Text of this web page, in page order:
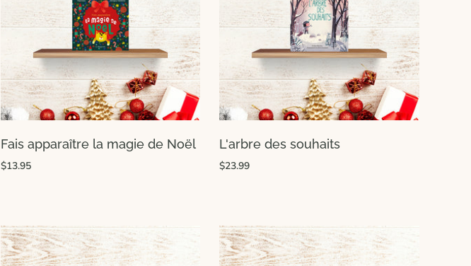
Fais apparaître la magie de Noël
$13.95
L'arbre des souhaits
$23.99